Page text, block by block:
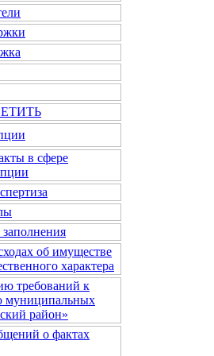
в сфере
об имуществе
характера
требований к
муниципальных
район»
о фактах